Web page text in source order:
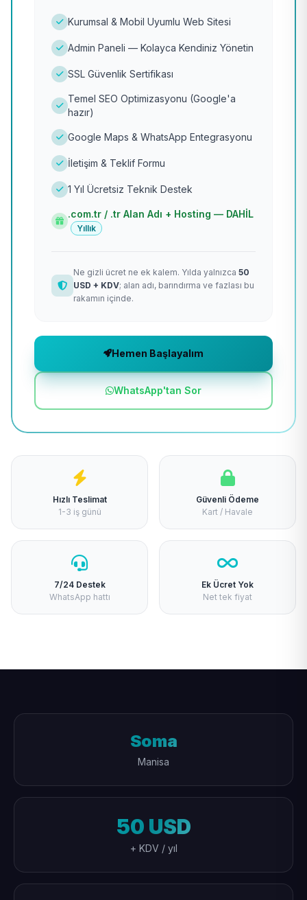
Kurumsal & Mobil Uyumlu Web Sitesi
Admin Paneli — Kolayca Kendiniz Yönetin
SSL Güvenlik Sertifikası
Temel SEO Optimizasyonu (Google'a
hazır)
Google Maps & WhatsApp Entegrasyonu
İletişim & Teklif Formu
1 Yıl Ücretsiz Teknik Destek
.com.tr / .tr Alan Adı + Hosting — DAHİL
Yıllık
Ne gizli ücret ne ek kalem. Yılda yalnızca 50
USD + KDV; alan adı, barındırma ve fazlası bu
rakamın içinde.
Hemen Başlayalım
WhatsApp'tan Sor
Hızlı Teslimat
1-3 iş günü
Güvenli Ödeme
Kart / Havale
7/24 Destek
WhatsApp hattı
Ek Ücret Yok
Net tek fiyat
Soma
Manisa
50 USD
+ KDV / yıl